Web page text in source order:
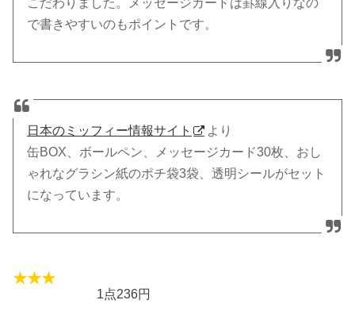
こだわりました。メッセージカードは罫線入りなの
で書きやすいのもポイントです。
日本のミッフィー情報サイト
より
缶BOX、ボールペン、メッセージカード30枚、おし
ゃれなグラシン紙のポチ袋3袋、透明シールがセット
になっています。
1点236円